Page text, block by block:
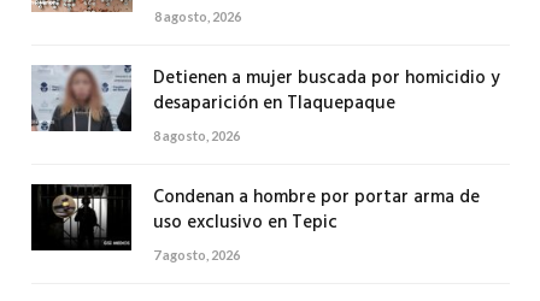
8 agosto, 2026
Detienen a mujer buscada por homicidio y
desaparición en Tlaquepaque
8 agosto, 2026
Condenan a hombre por portar arma de
uso exclusivo en Tepic
7 agosto, 2026